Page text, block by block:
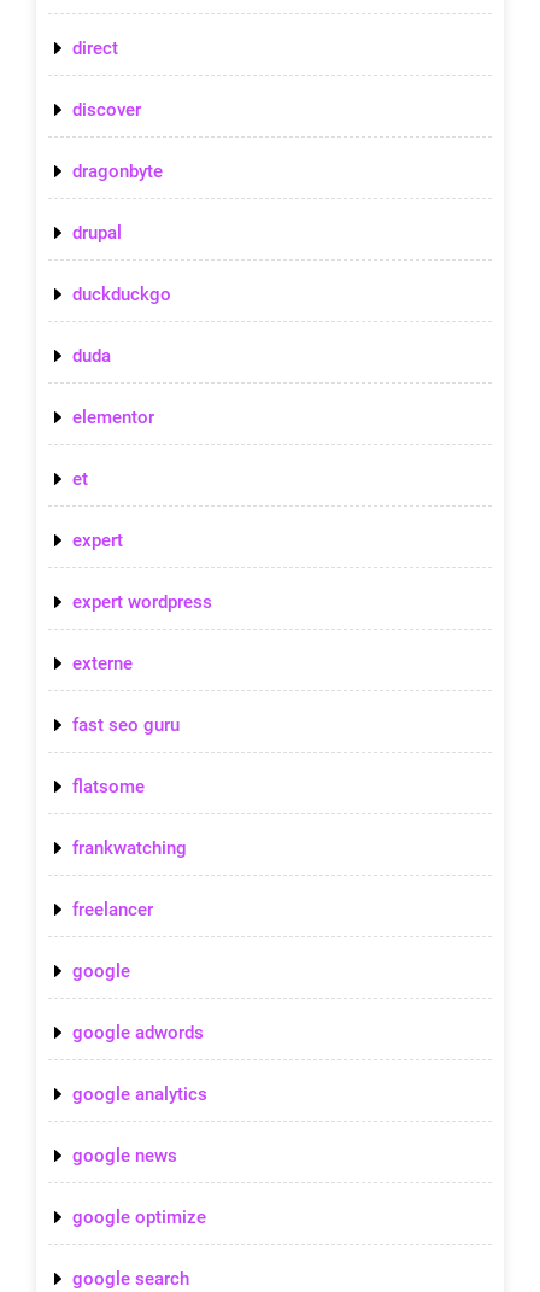
direct
discover
dragonbyte
drupal
duckduckgo
duda
elementor
et
expert
expert wordpress
externe
fast seo guru
flatsome
frankwatching
freelancer
google
google adwords
google analytics
google news
google optimize
google search